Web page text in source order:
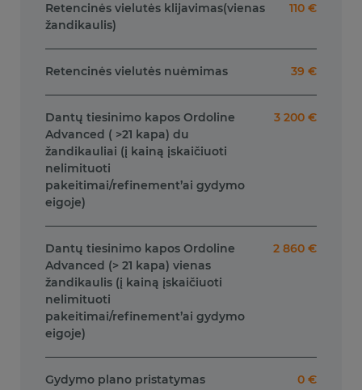
Retencinės vielutės klijavimas(vienas
žandikaulis)
110 €
Retencinės vielutės nuėmimas 39 €
Dantų tiesinimo kapos Ordoline
Advanced ( >21 kapa) du
žandikauliai (į kainą įskaičiuoti
nelimituoti
pakeitimai/refinement’ai gydymo
eigoje)
3 200 €
Dantų tiesinimo kapos Ordoline
Advanced (> 21 kapa) vienas
žandikaulis (į kainą įskaičiuoti
nelimituoti
pakeitimai/refinement’ai gydymo
eigoje)
2 860 €
Gydymo plano pristatymas 0 €